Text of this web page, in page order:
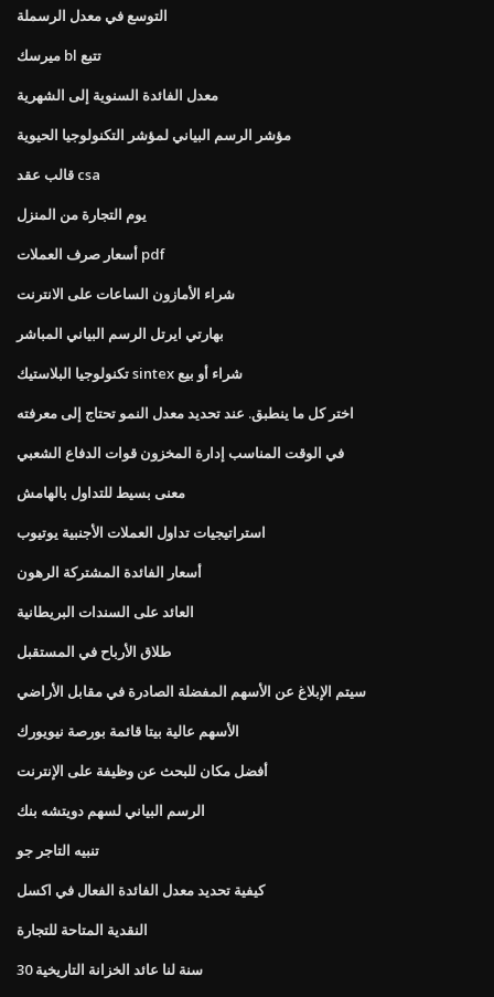
التوسع في معدل الرسملة
ميرسك bl تتبع
معدل الفائدة السنوية إلى الشهرية
مؤشر الرسم البياني لمؤشر التكنولوجيا الحيوية
قالب عقد csa
يوم التجارة من المنزل
أسعار صرف العملات pdf
شراء الأمازون الساعات على الانترنت
بهارتي ايرتل الرسم البياني المباشر
تكنولوجيا البلاستيك sintex شراء أو بيع
اختر كل ما ينطبق. عند تحديد معدل النمو تحتاج إلى معرفته
في الوقت المناسب إدارة المخزون قوات الدفاع الشعبي
معنى بسيط للتداول بالهامش
استراتيجيات تداول العملات الأجنبية يوتيوب
أسعار الفائدة المشتركة الرهون
العائد على السندات البريطانية
طلاق الأرباح في المستقبل
سيتم الإبلاغ عن الأسهم المفضلة الصادرة في مقابل الأراضي
الأسهم عالية بيتا قائمة بورصة نيويورك
أفضل مكان للبحث عن وظيفة على الإنترنت
الرسم البياني لسهم دويتشه بنك
تنبيه التاجر جو
كيفية تحديد معدل الفائدة الفعال في اكسل
النقدية المتاحة للتجارة
30 سنة لنا عائد الخزانة التاريخية